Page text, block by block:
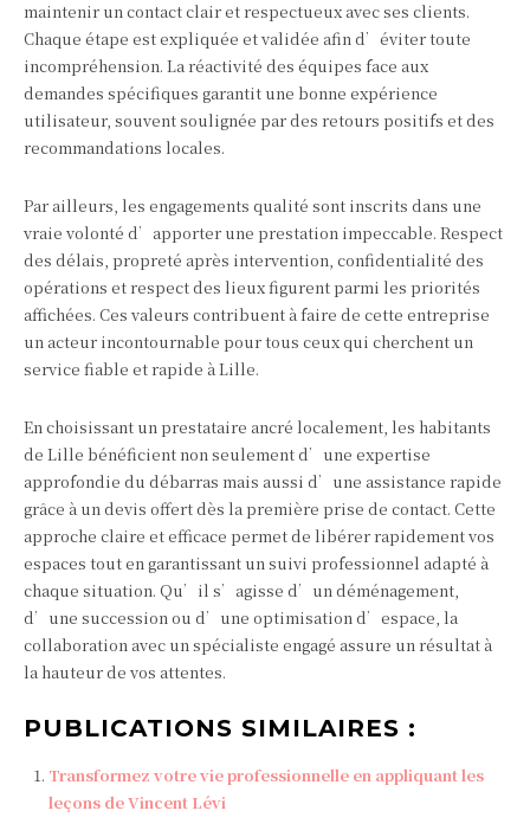
maintenir un contact clair et respectueux avec ses clients.
Chaque étape est expliquée et validée afin d’éviter toute
incompréhension. La réactivité des équipes face aux
demandes spécifiques garantit une bonne expérience
utilisateur, souvent soulignée par des retours positifs et des
recommandations locales.
Par ailleurs, les engagements qualité sont inscrits dans une
vraie volonté d’apporter une prestation impeccable. Respect
des délais, propreté après intervention, confidentialité des
opérations et respect des lieux figurent parmi les priorités
affichées. Ces valeurs contribuent à faire de cette entreprise
un acteur incontournable pour tous ceux qui cherchent un
service fiable et rapide à Lille.
En choisissant un prestataire ancré localement, les habitants
de Lille bénéficient non seulement d’une expertise
approfondie du débarras mais aussi d’une assistance rapide
grâce à un devis offert dès la première prise de contact. Cette
approche claire et efficace permet de libérer rapidement vos
espaces tout en garantissant un suivi professionnel adapté à
chaque situation. Qu’il s’agisse d’un déménagement,
d’une succession ou d’une optimisation d’espace, la
collaboration avec un spécialiste engagé assure un résultat à
la hauteur de vos attentes.
PUBLICATIONS SIMILAIRES :
Transformez votre vie professionnelle en appliquant les
leçons de Vincent Lévi